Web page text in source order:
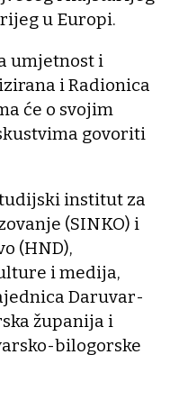
u Europi.
umjetnost i
i Radionica
će o svojim
govoriti
institut za
(SINKO) i
(HND),
i medija,
Daruvar-
županija i
bilogorske